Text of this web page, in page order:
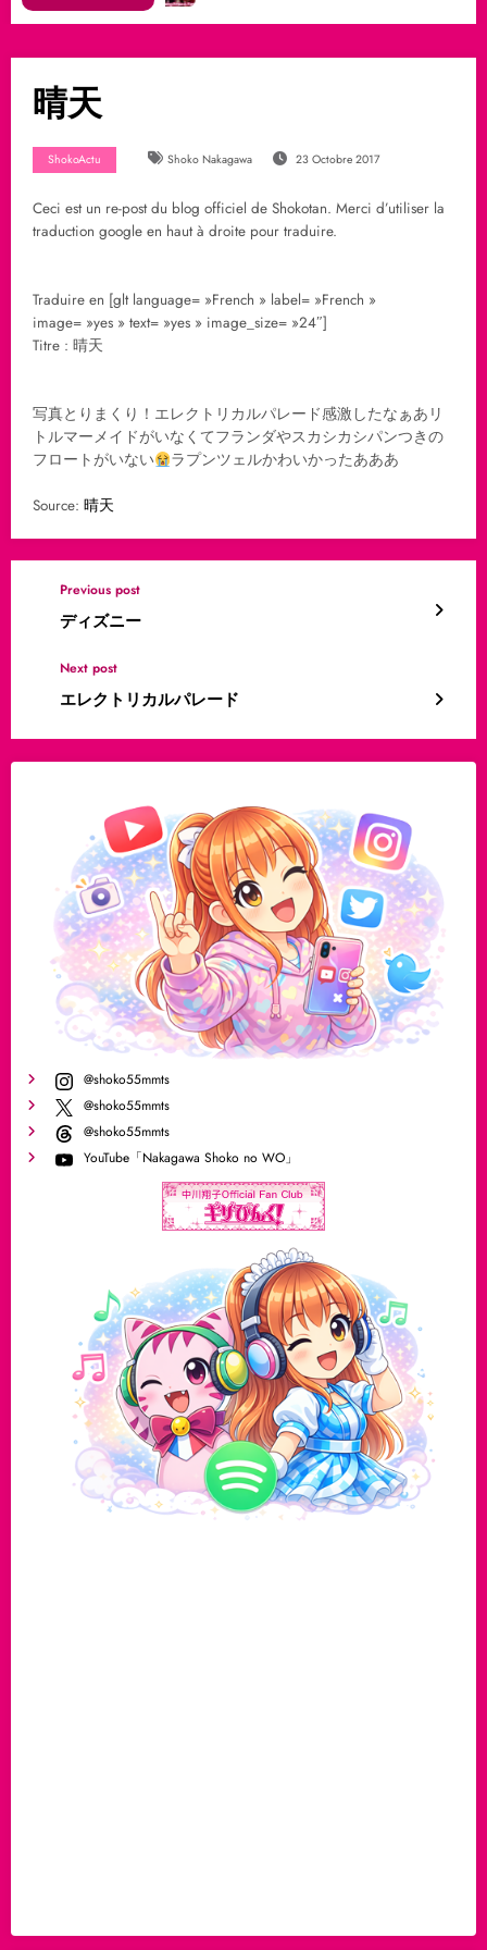
晴天
ShokoActu Shoko Nakagawa 23 Octobre 2017
Ceci est un re-post du blog officiel de Shokotan. Merci d’utiliser la
traduction google en haut à droite pour traduire.
Traduire en [glt language= »French » label= »French »
image= »yes » text= »yes » image_size= »24″]
Titre : 晴天
写真とりまくり！エレクトリカルパレード感激したなぁあリ
トルマーメイドがいなくてフランダやスカシカシパンつきの
フロートがいない
ラプンツェルかわいかったあああ
Source: 晴天
Previous post
ディズニー
Next post
エレクトリカルパレード
@shoko55mmts
@shoko55mmts
@shoko55mmts
YouTube「Nakagawa Shoko no WO」